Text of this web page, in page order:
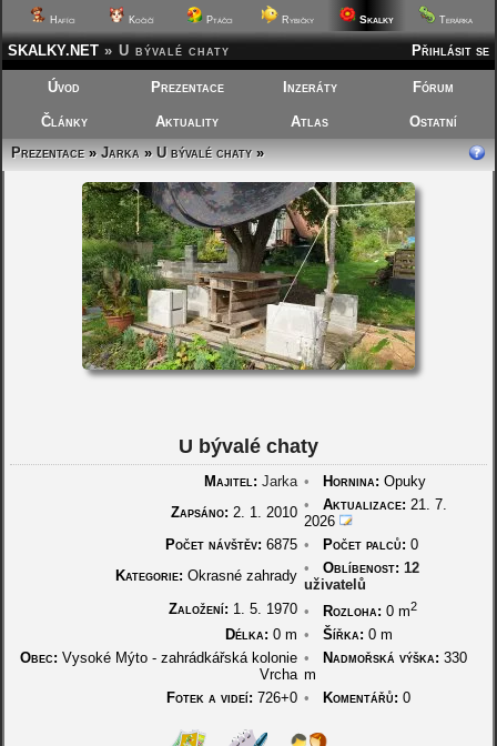
Hafíci Kočičí Ptáčci Rybičky Skalky Terárka
Přihlásit se
SKALKY.NET » U bývalé chaty
Úvod Prezentace Inzeráty Fórum
Články Aktuality Atlas
Ostatní
Prezentace»Jarka»U bývalé chaty»
U bývalé chaty
Majitel: Jarka • Hornina: Opuky
Zapsáno: 2. 1. 2010 • Aktualizace: 21. 7.
2026
Počet návštěv: 6875 • Počet palců: 0
Kategorie: Okrasné zahrady • Oblíbenost: 12
uživatelů
Založení: 1. 5. 1970 • Rozloha: 0 m2
Délka: 0 m • Šířka: 0 m
Obec: Vysoké Mýto - zahrádkářská kolonie
Vrcha
• Nadmořská výška: 330
m
Fotek a videí: 726+0 • Komentářů: 0